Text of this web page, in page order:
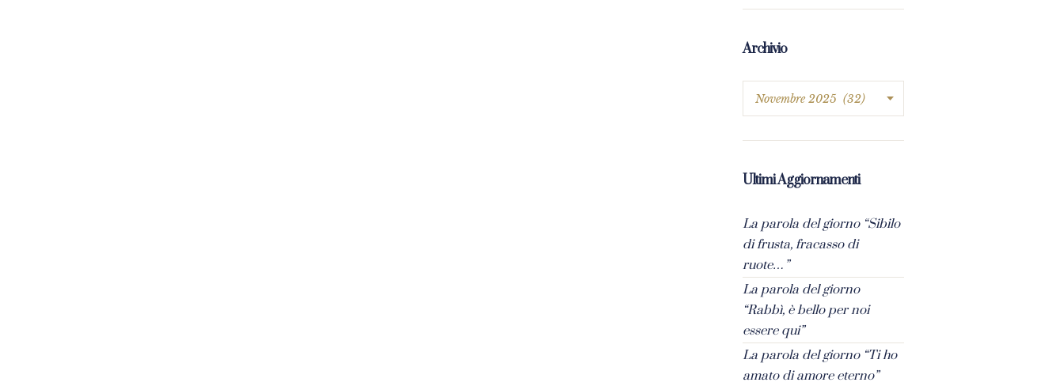
Archivio
Ultimi Aggiornamenti
La parola del giorno “Sibilo
di frusta, fracasso di
ruote…”
La parola del giorno
“Rabbì, è bello per noi
essere qui”
La parola del giorno “Ti ho
amato di amore eterno”